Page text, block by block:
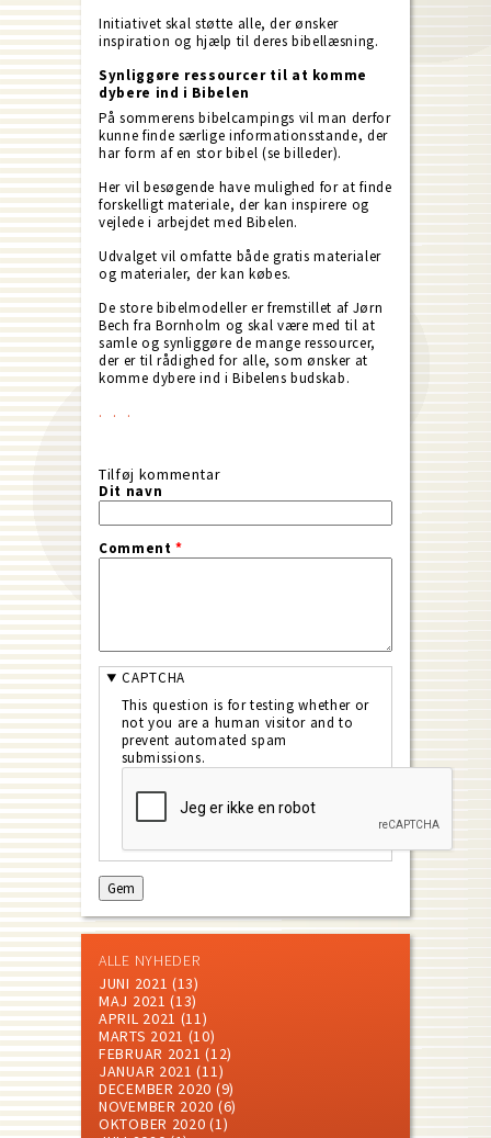
Initiativet skal støtte alle, der ønsker
inspiration og hjælp til deres bibellæsning.
Synliggøre ressourcer til at komme
dybere ind i Bibelen
På sommerens bibelcampings vil man derfor
kunne finde særlige informationsstande, der
har form af en stor bibel (se billeder).
Her vil besøgende have mulighed for at finde
forskelligt materiale, der kan inspirere og
vejlede i arbejdet med Bibelen.
Udvalget vil omfatte både gratis materialer
og materialer, der kan købes.
De store bibelmodeller er fremstillet af Jørn
Bech fra Bornholm og skal være med til at
samle og synliggøre de mange ressourcer,
der er til rådighed for alle, som ønsker at
komme dybere ind i Bibelens budskab.
Tilføj kommentar
Dit navn
Comment*
CAPTCHA
This question is for testing whether or
not you are a human visitor and to
prevent automated spam
submissions.
ALLE NYHEDER
JUNI 2021 (13)
MAJ 2021 (13)
APRIL 2021 (11)
MARTS 2021 (10)
FEBRUAR 2021 (12)
JANUAR 2021 (11)
DECEMBER 2020 (9)
NOVEMBER 2020 (6)
OKTOBER 2020 (1)